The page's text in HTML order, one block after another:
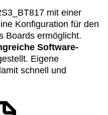
mit einer
Konfiguration für den
Boards ermöglicht.
Software-
Eigene
schnell und